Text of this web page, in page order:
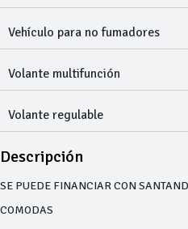
Vehículo para no fumadores
Volante multifunción
Volante regulable
Descripción
SE PUEDE FINANCIAR CON
COMODAS